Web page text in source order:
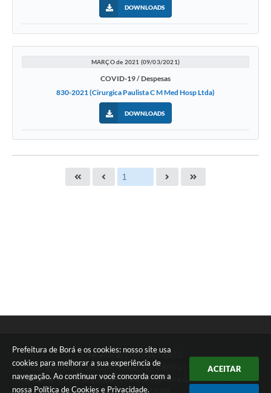
Prefeitura de Borá e os cookies: nosso site usa
cookies para melhorar a sua experiência de
navegação. Ao continuar você concorda com a
nossa Política de Cookies e Privacidade.
ACEITAR
DOWNLOADS
MARÇO de 2021 (09/03/2021)
COVID-19 / Despesas
830-2021 (Cirurgica Paulista C M Med Hosp Ltda)
DOWNLOADS
Telefone: (18) 3367-8650
Endereço: Praça Santo Antonio, 10 - Centro | CEP: 19740-000
Atendimento de Segunda-feira a Sexta-feira das 9:00 as 11:00 e